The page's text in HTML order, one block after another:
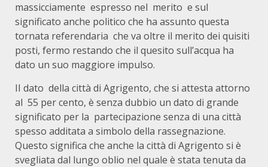
massicciamente espresso nel merito e sul
significato anche politico che ha assunto questa
tornata referendaria che va oltre il merito dei quisiti
posti, fermo restando che il quesito sull’acqua ha
dato un suo maggiore impulso.
II dato della città di Agrigento, che si attesta attorno
al 55 per cento, è senza dubbio un dato di grande
significato per la partecipazione senza di una città
spesso additata a simbolo della rassegnazione.
Questo significa che anche la città di Agrigento si è
svegliata dal lungo oblio nel quale è stata tenuta da